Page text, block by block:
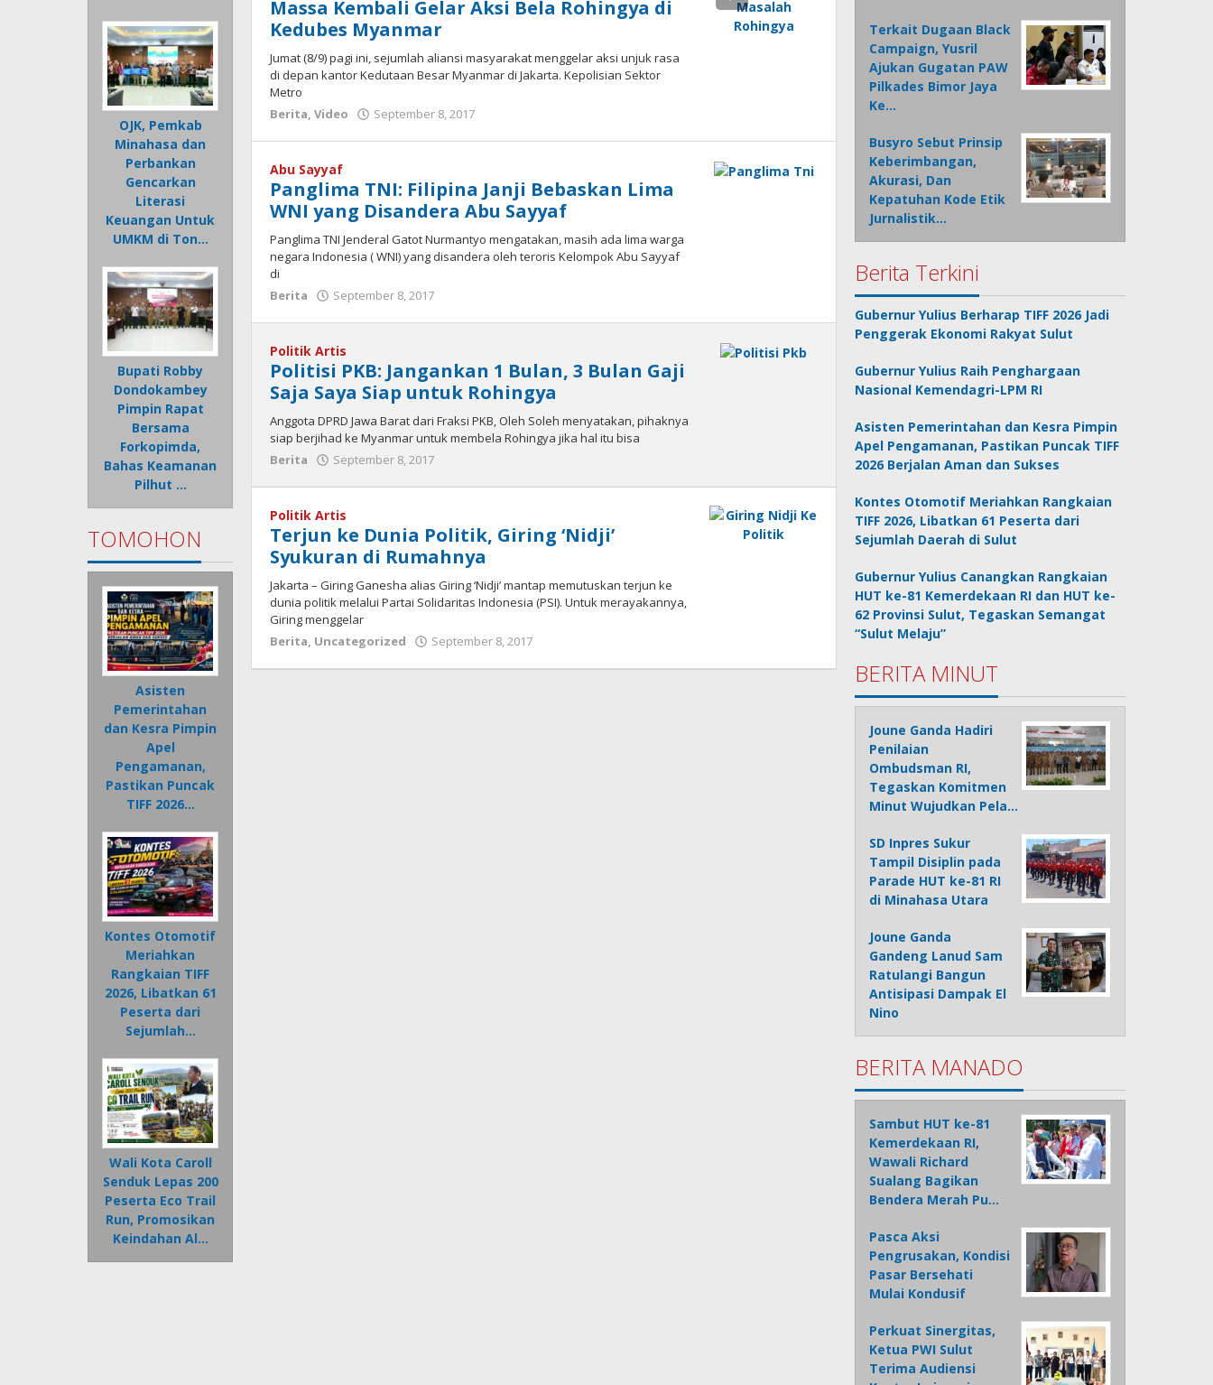
OJK, Pemkab
Minahasa dan
Perbankan
Gencarkan
Literasi
Keuangan Untuk
UMKM di Ton…
Bupati Robby
Dondokambey
Pimpin Rapat
Bersama
Forkopimda,
Bahas Keamanan
Pilhut …
TOMOHON
Asisten
Pemerintahan
dan Kesra Pimpin
Apel
Pengamanan,
Pastikan Puncak
TIFF 2026…
Kontes Otomotif
Meriahkan
Rangkaian TIFF
2026, Libatkan 61
Peserta dari
Sejumlah…
Wali Kota Caroll
Senduk Lepas 200
Peserta Eco Trail
Run, Promosikan
Keindahan Al…
Massa Kembali Gelar Aksi Bela Rohingya di
Kedubes Myanmar
Jumat (8/9) pagi ini, sejumlah aliansi masyarakat menggelar aksi unjuk rasa
di depan kantor Kedutaan Besar Myanmar di Jakarta. Kepolisian Sektor
Metro
Berita,Video September 8, 2017
Abu Sayyaf
Panglima TNI: Filipina Janji Bebaskan Lima
WNI yang Disandera Abu Sayyaf
Panglima TNI Jenderal Gatot Nurmantyo mengatakan, masih ada lima warga
negara Indonesia ( WNI) yang disandera oleh teroris Kelompok Abu Sayyaf
di
Berita
September 8, 2017
Politik Artis
Politisi PKB: Jangankan 1 Bulan, 3 Bulan Gaji
Saja Saya Siap untuk Rohingya
Anggota DPRD Jawa Barat dari Fraksi PKB, Oleh Soleh menyatakan, pihaknya
siap berjihad ke Myanmar untuk membela Rohingya jika hal itu bisa
Berita
September 8, 2017
Politik Artis
Terjun ke Dunia Politik, Giring ‘Nidji’
Syukuran di Rumahnya
Jakarta – Giring Ganesha alias Giring ‘Nidji’ mantap memutuskan terjun ke
dunia politik melalui Partai Solidaritas Indonesia (PSI). Untuk merayakannya,
Giring menggelar
Berita, Uncategorized September 8, 2017
Terkait Dugaan Black
Campaign, Yusril
Ajukan Gugatan PAW
Pilkades Bimor Jaya
Ke…
Busyro Sebut Prinsip
Keberimbangan,
Akurasi, Dan
Kepatuhan Kode Etik
Jurnalistik…
Berita Terkini
Gubernur Yulius Berharap TIFF 2026 Jadi
Penggerak Ekonomi Rakyat Sulut
Gubernur Yulius Raih Penghargaan
Nasional Kemendagri-LPM RI
Asisten Pemerintahan dan Kesra Pimpin
Apel Pengamanan, Pastikan Puncak TIFF
2026 Berjalan Aman dan Sukses
Kontes Otomotif Meriahkan Rangkaian
TIFF 2026, Libatkan 61 Peserta dari
Sejumlah Daerah di Sulut
Gubernur Yulius Canangkan Rangkaian
HUT ke-81 Kemerdekaan RI dan HUT ke-
62 Provinsi Sulut, Tegaskan Semangat
“Sulut Melaju”
BERITA MINUT
Joune Ganda Hadiri
Penilaian
Ombudsman RI,
Tegaskan Komitmen
Minut Wujudkan Pela…
SD Inpres Sukur
Tampil Disiplin pada
Parade HUT ke-81 RI
di Minahasa Utara
Joune Ganda
Gandeng Lanud Sam
Ratulangi Bangun
Antisipasi Dampak El
Nino
BERITA MANADO
Sambut HUT ke-81
Kemerdekaan RI,
Wawali Richard
Sualang Bagikan
Bendera Merah Pu…
Pasca Aksi
Pengrusakan, Kondisi
Pasar Bersehati
Mulai Kondusif
Perkuat Sinergitas,
Ketua PWI Sulut
Terima Audiensi